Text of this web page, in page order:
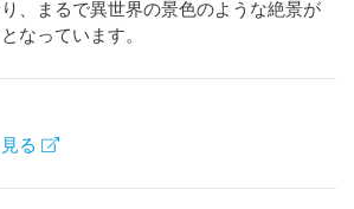
、まるで異世界の景色のような絶景が
なっています。
る